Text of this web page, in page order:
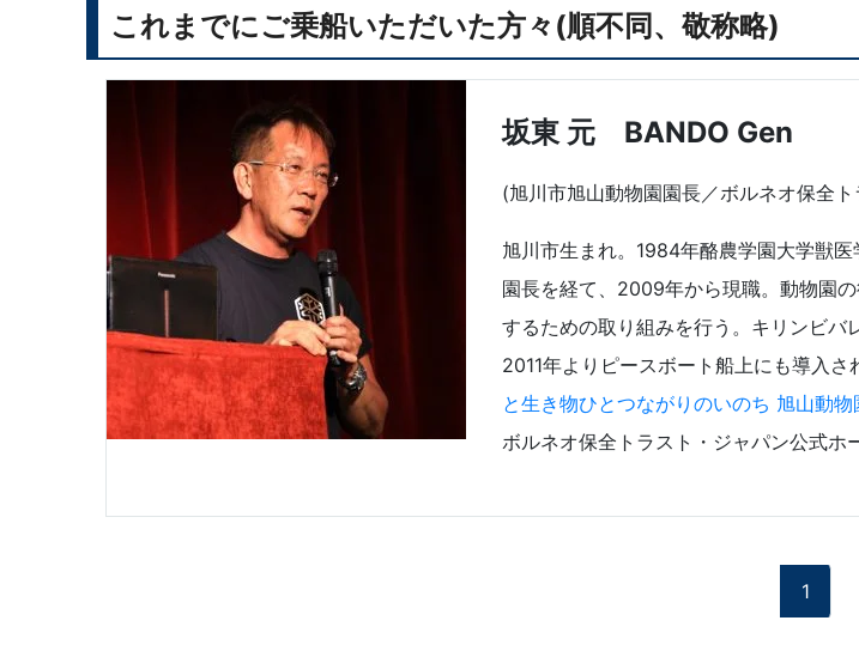
これまでにご乗船いただいた方々(順不同、敬称略)
坂東 元 BANDO Gen
(旭川市旭山動物園園長／ボルネオ保全
旭川市生まれ。1984年酪農学園大学獣
園長を経て、2009年から現職。動物園
するための取り組みを行う。キリンビバ
2011年よりピースボート船上にも導入さ
と生き物ひとつながりのいのち 旭山動
ボルネオ保全トラスト・ジャパン公式ホ
1